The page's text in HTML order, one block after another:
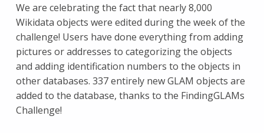
We are celebrating the fact that nearly 8,000
Wikidata objects were edited during the week of the
challenge! Users have done everything from adding
pictures or addresses to categorizing the objects
and adding identification numbers to the objects in
other databases. 337 entirely new GLAM objects are
added to the database, thanks to the FindingGLAMs
Challenge!